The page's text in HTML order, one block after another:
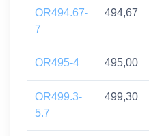
OR494.67-
7
494,67
OR495-4 495,00
OR499.3-
5.7
499,30